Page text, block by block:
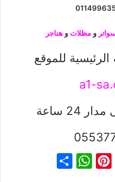
و مظلات و هناجر
للموقع
24 ساعة
C
Pi
W